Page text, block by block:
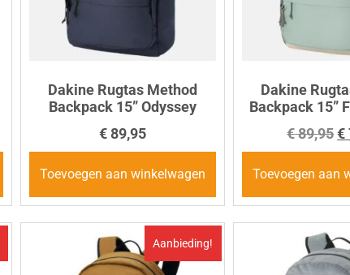
Dakine Rugtas Method
Backpack 15” Odyssey
€89,95
Toevoegen aan winkelwagen
Dakine
Backpack 15”
€89,95€
Toevoegen aan
Aanbieding!